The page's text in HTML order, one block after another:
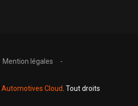
Mention légales
Automotives Cloud. Tout droits